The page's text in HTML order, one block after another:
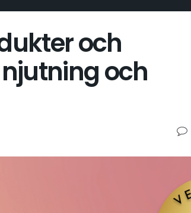
och
och